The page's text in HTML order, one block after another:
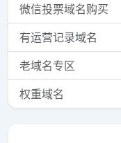
微信投票域名购买
有运营记录域名
老域名专区
权重域名